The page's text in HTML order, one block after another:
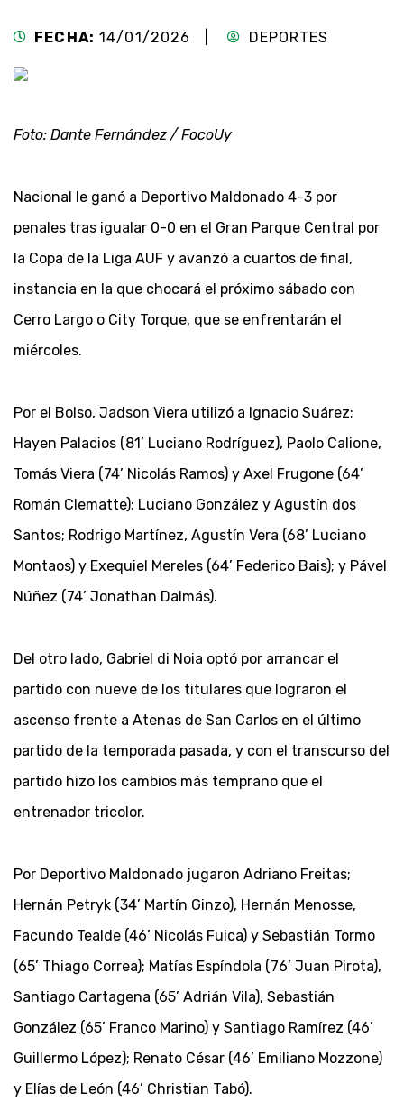
FECHA: 14/01/2026 | DEPORTES
Foto: Dante Fernández / FocoUy
Nacional le ganó a Deportivo Maldonado 4-3 por
penales tras igualar 0-0 en el Gran Parque Central por
la Copa de la Liga AUF y avanzó a cuartos de final,
instancia en la que chocará el próximo sábado con
Cerro Largo o City Torque, que se enfrentarán el
miércoles.
Por el Bolso, Jadson Viera utilizó a Ignacio Suárez;
Hayen Palacios (81’ Luciano Rodríguez), Paolo Calione,
Tomás Viera (74’ Nicolás Ramos) y Axel Frugone (64’
Román Clematte); Luciano González y Agustín dos
Santos; Rodrigo Martínez, Agustín Vera (68’ Luciano
Montaos) y Exequiel Mereles (64’ Federico Bais); y Pável
Núñez (74’ Jonathan Dalmás).
Del otro lado, Gabriel di Noia optó por arrancar el
partido con nueve de los titulares que lograron el
ascenso frente a Atenas de San Carlos en el último
partido de la temporada pasada, y con el transcurso del
partido hizo los cambios más temprano que el
entrenador tricolor.
Por Deportivo Maldonado jugaron Adriano Freitas;
Hernán Petryk (34’ Martín Ginzo), Hernán Menosse,
Facundo Tealde (46’ Nicolás Fuica) y Sebastián Tormo
(65’ Thiago Correa); Matías Espíndola (76’ Juan Pirota),
Santiago Cartagena (65’ Adrián Vila), Sebastián
González (65’ Franco Marino) y Santiago Ramírez (46’
Guillermo López); Renato César (46’ Emiliano Mozzone)
y Elías de León (46’ Christian Tabó).